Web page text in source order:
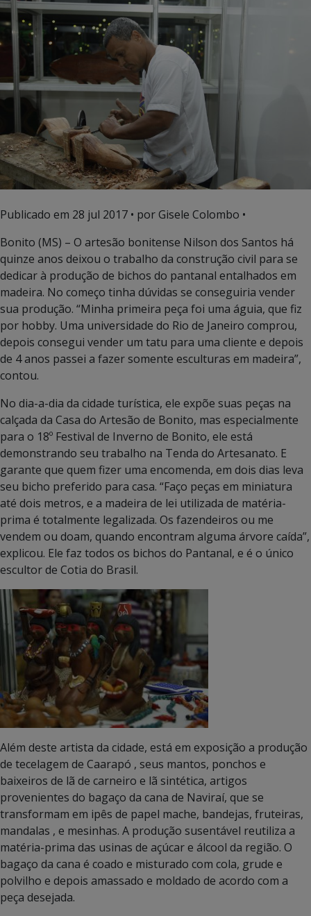
Publicado em 28 jul 2017 • por Gisele Colombo •
Bonito (MS) – O artesão bonitense Nilson dos Santos há
quinze anos deixou o trabalho da construção civil para se
dedicar à produção de bichos do pantanal entalhados em
madeira. No começo tinha dúvidas se conseguiria vender
sua produção. “Minha primeira peça foi uma águia, que fiz
por hobby. Uma universidade do Rio de Janeiro comprou,
depois consegui vender um tatu para uma cliente e depois
de 4 anos passei a fazer somente esculturas em madeira”,
contou.
No dia-a-dia da cidade turística, ele expõe suas peças na
calçada da Casa do Artesão de Bonito, mas especialmente
para o 18º Festival de Inverno de Bonito, ele está
demonstrando seu trabalho na Tenda do Artesanato. E
garante que quem fizer uma encomenda, em dois dias leva
seu bicho preferido para casa. “Faço peças em miniatura
até dois metros, e a madeira de lei utilizada de matéria-
prima é totalmente legalizada. Os fazendeiros ou me
vendem ou doam, quando encontram alguma árvore caída”,
explicou. Ele faz todos os bichos do Pantanal, e é o único
escultor de Cotia do Brasil.
Além deste artista da cidade, está em exposição a produção
de tecelagem de Caarapó , seus mantos, ponchos e
baixeiros de lã de carneiro e lã sintética, artigos
provenientes do bagaço da cana de Naviraí, que se
transformam em ipês de papel mache, bandejas, fruteiras,
mandalas , e mesinhas. A produção susentável reutiliza a
matéria-prima das usinas de açúcar e álcool da região. O
bagaço da cana é coado e misturado com cola, grude e
polvilho e depois amassado e moldado de acordo com a
peça desejada.